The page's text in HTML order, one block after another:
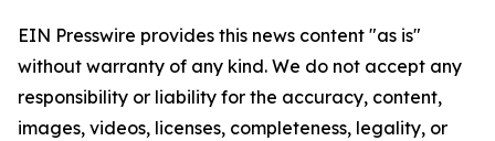
EIN Presswire provides this news content "as is"
without warranty of any kind. We do not accept any
responsibility or liability for the accuracy, content,
images, videos, licenses, completeness, legality, or